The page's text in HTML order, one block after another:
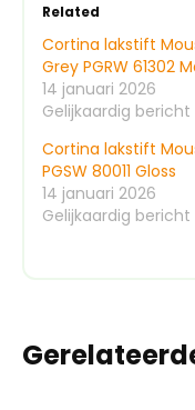
Related
Cortina lakstift
Grey PGRW 61302
14 januari 2026
Gelijkaardig bericht
Cortina lakstift
PGSW 80011 Gloss
14 januari 2026
Gelijkaardig bericht